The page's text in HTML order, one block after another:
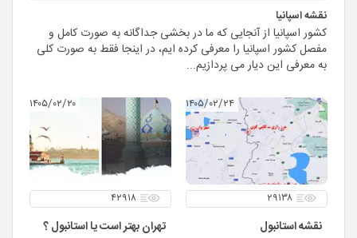
نقشه اسپانیا
کشور اسپانیا از آنجایی که ما در بخشی جداگانه به صورت کامل و
مفصل کشور اسپانیا را معرفی کرده ایم، در اینجا فقط به صورت کلی
به معرفی این دیار می پردازیم...
۱۴۰۵/۰۲/۲۴
۲۹۱۳۸
نقشه استانبول
۱۴۰۵/۰۲/۲۰
۴۲۹۱۸
تهران بهتر است یا استانبول ؟